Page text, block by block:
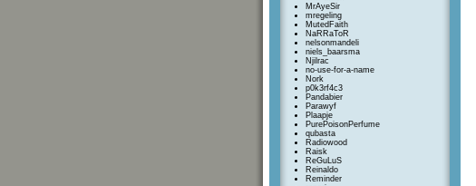
MrAyeSir
mregeling
MutedFaith
NaRRaToR
nelsonmandeli
niels_baarsma
Njilrac
no-use-for-a-name
Nork
p0k3rf4c3
Pandabier
Parawyf
Plaapje
PurePoisonPerfume
qubasta
Radiowood
Raisk
ReGuLuS
Reinaldo
Reminder